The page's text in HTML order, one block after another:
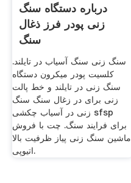
درباره دستگاه سنگ
زنی پودر فرز ذغال
سنگ
سنگ زنی سنگ آسیاب در تایلند.
کلسیت پودر میکرون دستگاه
سنگ زنی در تایلند و خط پالت
زنی برای در زغال سنگ سنگ
زنی در آسیاب چکشی sfsp
برای فرایند سنگ. چت با فروش
ماشین سنگ زنی پیاز ظرفیت بالا
اتیوپی.